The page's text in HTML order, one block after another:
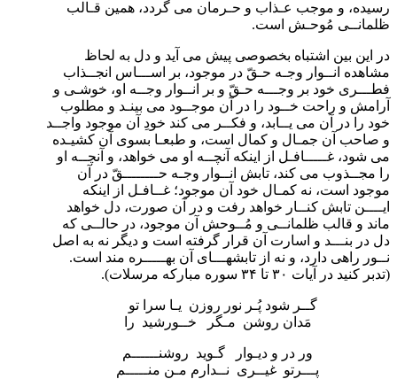
رسیده، و موجب عـذاب و حـرمان می گردد، همین قـالب
ظلمانــی مُوحـش است.
در این بین اشتباه بخصوصی پیش می آید و دل به لحاظ
مشاهده انــوار وجـه حـقّ در موجود، بر اســـاس انجــذاب
فطـــری خود بر وجـــه حـقّ و بر انــوار وجــه او، خوشـی و
آرامش و راحت خــود را در آن موجــود می بینـد و مطلوب
خود را در آن می یــابد، و فکــر می کند خودِ آن موجود واجــد
و صاحب آن جمـال و کمال است، و طبعـا بسوی آن کشیـده
می شود، غـــــافـل از اینکه آنچــه او می خواهد، و آنچــه او
را مجــذوب می کند، تابش انــوار وجـه حــــــــقّ در آن
موجود است، نه کمـال خود آن موجود؛ غــافـل از اینکه
ایــــن تابش کنــار خواهد رفت و در آن صورت، دل خواهد
ماند و قالب ظلمانــی و مُــوحش آن موجود، در حالــی که
دل در بنـــد و اسارت آن قرار گرفته است و دیگر نه به اصل
نــور راهی دارد، و نه از تابشهـــای آن بهـــــره مند است.
(تدبر کنید در آیات ۳۰ تا ۳۴ سوره مبارکه مرسلات).
گــر شود پُـر نور روزن یـا سرا تو
مَدان روشن مـگر خــورشید را
ور در و دیـوار گـوید روشنــــــم
پـــرتو غیــری نــدارم مـن منـــــم